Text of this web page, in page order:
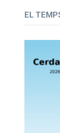
EL